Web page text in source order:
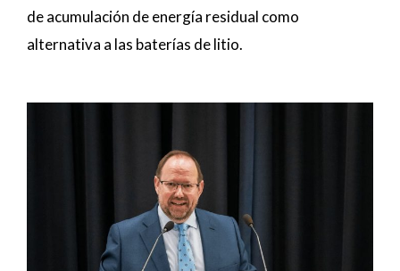
de acumulación de energía residual como
alternativa a las baterías de litio.